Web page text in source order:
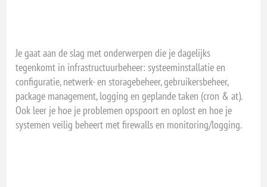
Je gaat aan de slag met onderwerpen die je dagelijks
tegenkomt in infrastructuurbeheer: systeeminstallatie en
configuratie, netwerk- en storagebeheer, gebruikersbeheer,
package management, logging en geplande taken (cron & at).
Ook leer je hoe je problemen opspoort en oplost en hoe je
systemen veilig beheert met firewalls en monitoring/logging.